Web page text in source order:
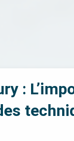
: